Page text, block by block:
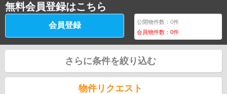
無料会員登録はこちら
会員登録 公開物件数：0件
会員物件数：0件
さらに条件を絞り込む
物件リクエスト